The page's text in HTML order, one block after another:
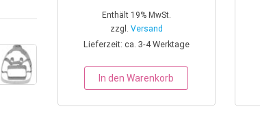
Enthält 19% MwSt.
zzgl. Versand
Lieferzeit: ca. 3-4 Werktage
In den Warenkorb